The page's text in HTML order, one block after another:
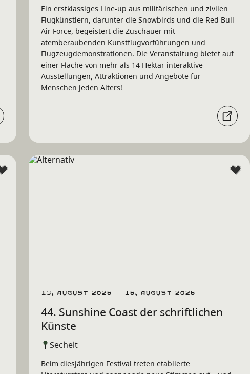
Ein erstklassiges Line-up aus militärischen und zivilen
Flugkünstlern, darunter die Snowbirds und die Red Bull
Air Force, begeistert die Zuschauer mit
atemberaubenden Kunstflugvorführungen und
Flugzeugdemonstrationen. Die Veranstaltung bietet auf
einer Fläche von mehr als 14 Hektar interaktive
Ausstellungen, Attraktionen und Angebote für
Menschen jeden Alters!
13. August 2026 – 16. August 2026
44. Sunshine Coast der schriftlichen
Künste
Sechelt
Beim diesjährigen Festival treten etablierte